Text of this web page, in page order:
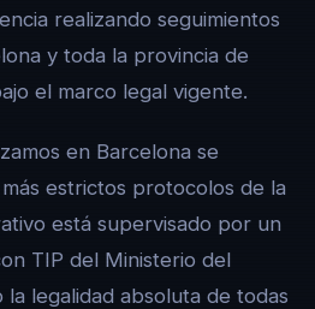
realizando seguimientos
y toda la provincia de
el marco legal vigente.
en Barcelona se
estrictos protocolos de la
está supervisado por un
TIP del Ministerio del
legalidad absoluta de todas